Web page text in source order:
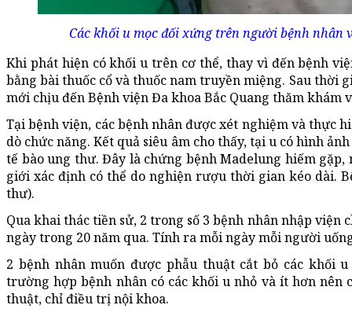
Các khối u mọc đối xứng trên người bệnh nhân
Khi phát hiện có khối u trên cơ thể, thay vì đến bệnh
bằng bài thuốc cổ và thuốc nam truyền miệng. Sau thời
mới chịu đến Bệnh viện Đa khoa Bắc Quang thăm khám
Tại bệnh viện, các bệnh nhân được xét nghiệm và thực
dò chức năng. Kết quả siêu âm cho thấy, tại u có hình
tế bào ung thư. Đây là chứng bệnh Madelung hiếm
giới xác định có thể do nghiện rượu thời gian kéo dài.
thư).
Qua khai thác tiền sử, 2 trong số 3 bệnh nhân nhập
ngày trong 20 năm qua. Tính ra mỗi ngày mỗi người
2 bệnh nhân muốn được phẫu thuật cắt bỏ các khối
trường hợp bệnh nhân có các khối u nhỏ và ít hơn nên
thuật, chỉ điều trị nội khoa.